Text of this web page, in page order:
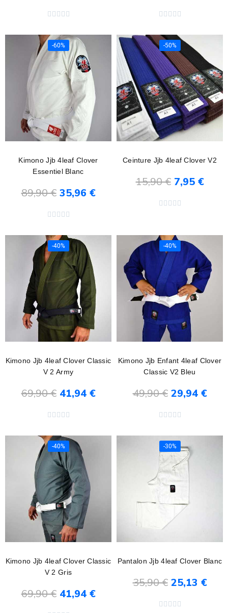
         
-60%
Kimono Jjb 4leaf Clover
Essentiel Blanc
89,90 € 35,96 €
    
-50%
Ceinture Jjb 4leaf Clover V2
15,90 € 7,95 €
    
-40%
Kimono Jjb 4leaf Clover Classic
V 2 Army
69,90 € 41,94 €
    
-40%
Kimono Jjb Enfant 4leaf Clover
Classic V2 Bleu
49,90 € 29,94 €
    
-40%
Kimono Jjb 4leaf Clover Classic
V 2 Gris
69,90 € 41,94 €
-30%
Pantalon Jjb 4leaf Clover Blanc
35,90 € 25,13 €
    